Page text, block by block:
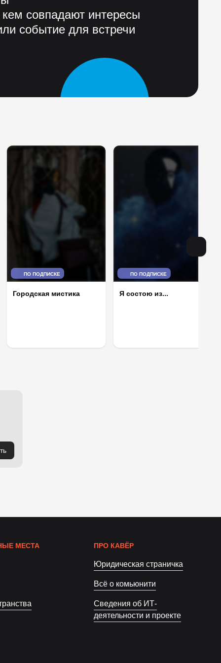
совпадают интересы
событие для встречи
ПО ПОДПИСКЕ
Городская мистика
ПО ПОДПИСКЕ
Я состою из...
МЕСТА ПРО КАВЁР
Юридическая страничка
Всё о комьюнити
Сведения об ИТ-
деятельности и проекте